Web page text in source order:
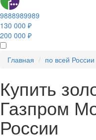
9888989989
130 000 ₽
200 000 ₽
Главная по всей России
Купить
Газпром
России